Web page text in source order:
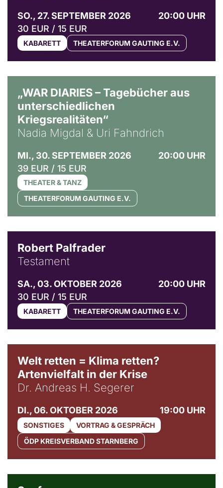
SO., 27. SEPTEMBER 2026
20:00 UHR
30 EUR / 15 EUR
KABARETT THEATERFORUM GAUTING E.V.
„WAR DIARIES – Tagebücher aus
unterschiedlichen
Kriegsrealitäten“
Nadia Migdal & Uri Fahndrich
MI., 30. SEPTEMBER 2026
20:00 UHR
39 EUR / 15 EUR
THEATER & TANZ
THEATERFORUM GAUTING E.V.
Robert Palfrader
Testament
SA., 03. OKTOBER 2026
20:00 UHR
30 EUR / 15 EUR
KABARETT THEATERFORUM GAUTING E.V.
Welt retten = Klima retten?
Artenvielfalt in der Krise
Dr. Andreas H. Segerer
DI., 06. OKTOBER 2026 19:00 UHR
SONSTIGES
VORTRAG & GESPRÄCH
ÖDP KREISVERBAND STARNBERG